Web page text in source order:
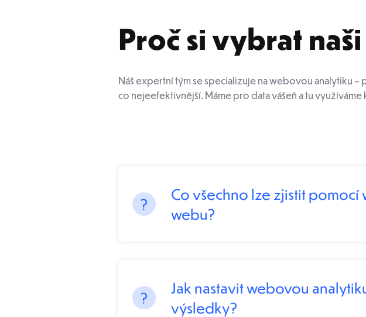
Proč si vybrat
Náš expertní tým se specializuje na webovou analytiku
co nejeefektivnější. Máme pro data vášeň a tu
Co všechno lze zjistit
webu?
Jak nastavit webovou
výsledky?